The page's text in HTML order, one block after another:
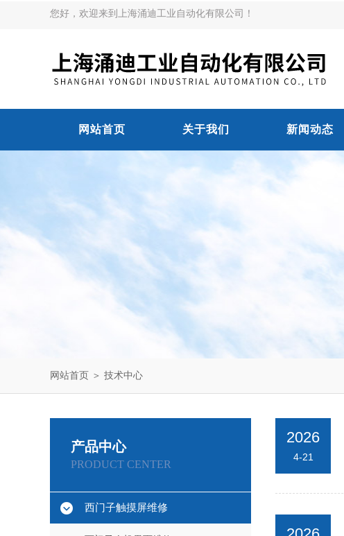
您好，欢迎来到上海涌迪工业自动化有限公司！
网站首页 关于我们 新闻动态
网站首页 ＞ 技术中心
产品中心
PRODUCT CENTER
西门子触摸屏维修
2026
4-21